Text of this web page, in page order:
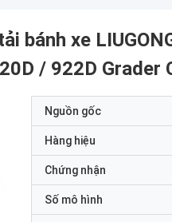
bánh xe
/ 922D Grader
Nguồn gốc
Hàng hiệu
Chứng nhận
Số mô hình